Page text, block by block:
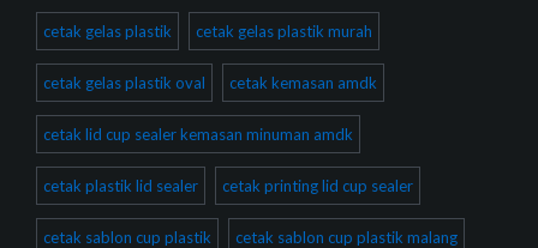
cetak gelas plastik cetak gelas plastik murah
cetak gelas plastik oval cetak kemasan amdk
cetak lid cup sealer kemasan minuman amdk
cetak plastik lid sealer cetak printing lid cup sealer
cetak sablon cup plastik cetak sablon cup plastik malang